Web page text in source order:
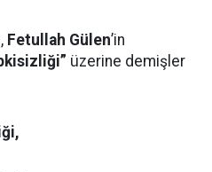
Fetullah Gülen’in
üzerine demişler